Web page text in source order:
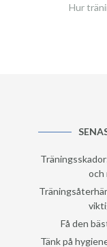
Hur
och
Få den
Tänk på